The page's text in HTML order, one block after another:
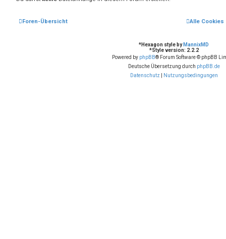
Foren-Übersicht Alle
*Hexagon style by MannixMD
*Style version: 2.2.2
Powered by phpBB® Forum Software © phpBB
Deutsche Übersetzung durch phpBB.de
Datenschutz
Nutzungsbedingungen